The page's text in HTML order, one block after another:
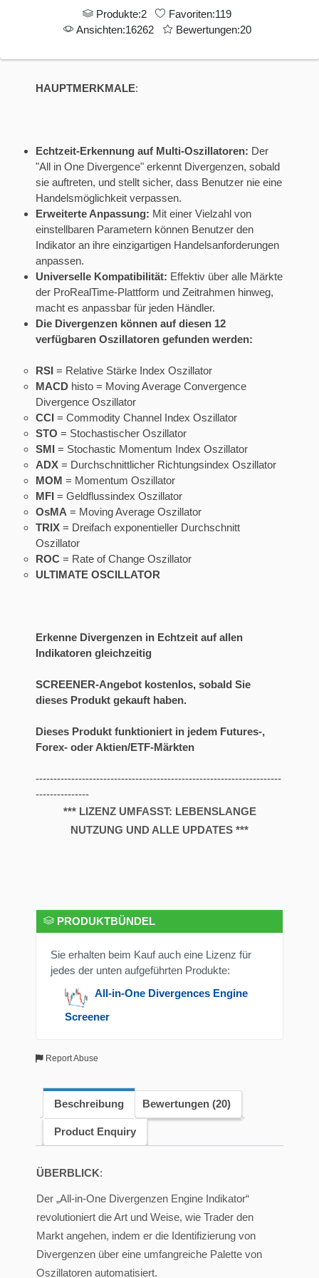
Produkte:2
Favoriten:119
Ansichten:16262
Bewertungen:20
HAUPTMERKMALE:
Echtzeit-Erkennung auf Multi-Oszillatoren: Der
"All in One Divergence" erkennt Divergenzen, sobald
sie auftreten, und stellt sicher, dass Benutzer nie eine
Handelsmöglichkeit verpassen.
Erweiterte Anpassung: Mit einer Vielzahl von
einstellbaren Parametern können Benutzer den
Indikator an ihre einzigartigen Handelsanforderungen
anpassen.
Universelle Kompatibilität: Effektiv über alle Märkte
der ProRealTime-Plattform und Zeitrahmen hinweg,
macht es anpassbar für jeden Händler.
Die Divergenzen können auf diesen 12
verfügbaren Oszillatoren gefunden werden:
RSI = Relative Stärke Index Oszillator
MACD histo = Moving Average Convergence
Divergence Oszillator
CCI = Commodity Channel Index Oszillator
STO = Stochastischer Oszillator
SMI = Stochastic Momentum Index Oszillator
ADX = Durchschnittlicher Richtungsindex Oszillator
MOM = Momentum Oszillator
MFI = Geldflussindex Oszillator
OsMA = Moving Average Oszillator
TRIX = Dreifach exponentieller Durchschnitt
Oszillator
ROC = Rate of Change Oszillator
ULTIMATE OSCILLATOR
Erkenne Divergenzen in Echtzeit auf allen
Indikatoren gleichzeitig
SCREENER-Angebot kostenlos, sobald Sie
dieses Produkt gekauft haben.
Dieses Produkt funktioniert in jedem Futures-,
Forex- oder Aktien/ETF-Märkten
---------------------------------------------------------------------
---------------
*** LIZENZ UMFASST: LEBENSLANGE
NUTZUNG UND ALLE UPDATES ***
PRODUKTBÜNDEL
Sie erhalten beim Kauf auch eine Lizenz für
jedes der unten aufgeführten Produkte:
All-in-One Divergences Engine
Screener
Report Abuse
Beschreibung Bewertungen (20)
Product Enquiry
ÜBERBLICK:
Der „All-in-One Divergenzen Engine Indikator“
revolutioniert die Art und Weise, wie Trader den
Markt angehen, indem er die Identifizierung von
Divergenzen über eine umfangreiche Palette von
Oszillatoren automatisiert.